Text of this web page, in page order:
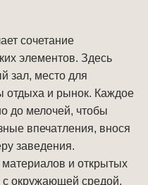
сочетание
элементов. Здесь
зал, место для
отдыха и рынок. Каждое
до мелочей, чтобы
впечатления, внося
заведения.
и открытых
с окружающей средой.